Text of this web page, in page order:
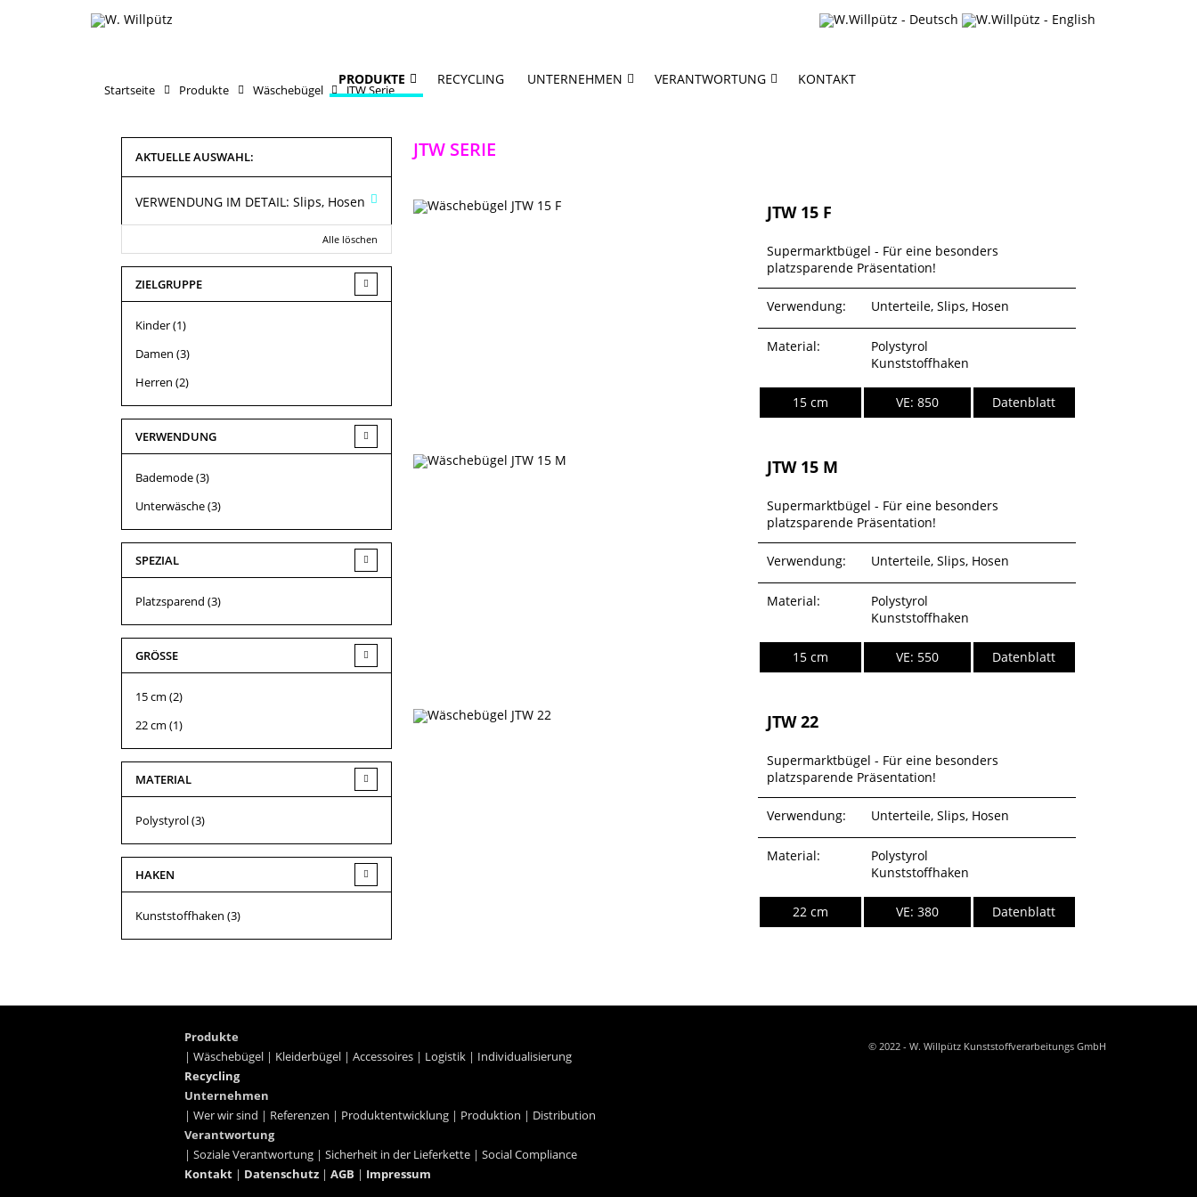
PRODUKTE RECYCLING UNTERNEHMEN VERANTWORTUNG KONTAKT
Startseite Produkte Wäschebügel JTW Serie
JTW SERIE
JTW 15 F
Supermarktbügel - Für eine besonders
platzsparende Präsentation!
Verwendung: Unterteile, Slips, Hosen
Material:
Polystyrol
Kunststoffhaken
15 cm VE: 850 Datenblatt
JTW 15 M
Supermarktbügel - Für eine besonders
platzsparende Präsentation!
Verwendung: Unterteile, Slips, Hosen
Material:
Polystyrol
Kunststoffhaken
15 cm VE: 550 Datenblatt
JTW 22
Supermarktbügel - Für eine besonders
platzsparende Präsentation!
Verwendung: Unterteile, Slips, Hosen
Material:
Polystyrol
Kunststoffhaken
22 cm VE: 380 Datenblatt
AKTUELLE AUSWAHL:
VERWENDUNG IM DETAIL: Slips, Hosen
Alle löschen
ZIELGRUPPE
Kinder(1)
Damen (3)
Herren (2)
VERWENDUNG
Bademode(3)
Unterwäsche(3)
SPEZIAL
Platzsparend (3)
GRÖSSE
15 cm (2)
22 cm (1)
MATERIAL
Polystyrol(3)
HAKEN
Kunststoffhaken (3)
Produkte
| Wäschebügel | Kleiderbügel | Accessoires | Logistik | Individualisierung
Recycling
Unternehmen
| Wer wir sind | Referenzen | Produktentwicklung | Produktion | Distribution
Verantwortung
| Soziale Verantwortung | Sicherheit in der Lieferkette | Social Compliance
Kontakt | Datenschutz | AGB | Impressum
© 2022 - W. Willpütz Kunststoffverarbeitungs GmbH